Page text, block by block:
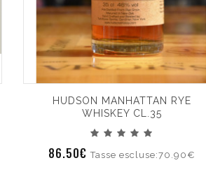
HUDSON MANHATTAN RYE
WHISKEY CL.35
86.50€Tasse escluse:70.90€